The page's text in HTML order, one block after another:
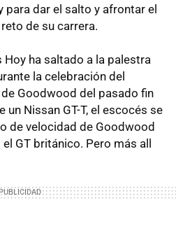
para dar el salto y afrontar el
de su carrera.
Hoy ha saltado a la palestra
la celebración del
Goodwood del pasado fin
un Nissan GT-T, el escocés se
de velocidad de Goodwood
GT británico. Pero más all